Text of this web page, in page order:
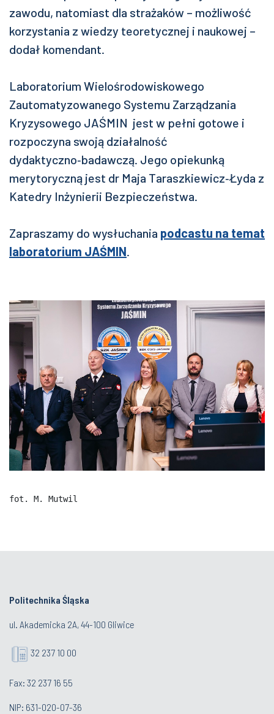
zawodu, natomiast dla strażaków – możliwość
korzystania z wiedzy teoretycznej i naukowej –
dodał komendant.
Laboratorium Wielośrodowiskowego
Zautomatyzowanego Systemu Zarządzania
Kryzysowego JAŚMIN jest w pełni gotowe i
rozpoczyna swoją działalność
dydaktyczno‑badawczą. Jego opiekunką
merytoryczną jest dr Maja Taraszkiewicz‑Łyda z
Katedry Inżynierii Bezpieczeństwa.
Zapraszamy do wysłuchania podcastu na temat
laboratorium JAŚMIN.
fot. M. Mutwil
Politechnika Śląska
ul. Akademicka 2A, 44-100 Gliwice
32 237 10 00
Fax: 32 237 16 55
NIP: 631-020-07-36